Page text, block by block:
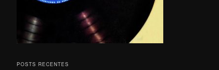
POSTS RECENTES